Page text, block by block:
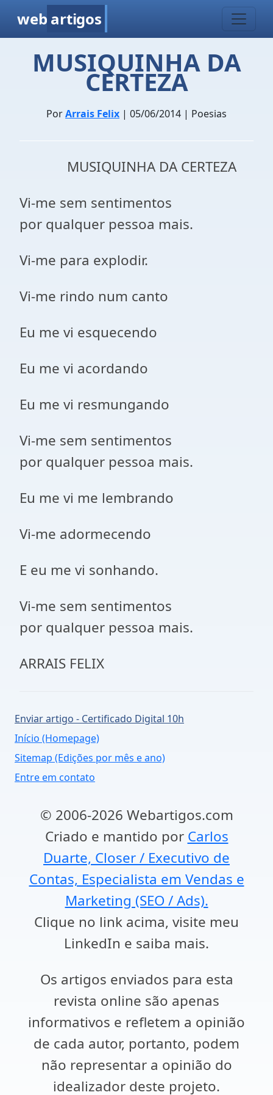
web artigos
MUSIQUINHA DA
CERTEZA
PorArrais Felix | 05/06/2014 | Poesias
MUSIQUINHA DA CERTEZA
Vi-me sem sentimentos
por qualquer pessoa mais.
Vi-me para explodir.
Vi-me rindo num canto
Eu me vi esquecendo
Eu me vi acordando
Eu me vi resmungando
Vi-me sem sentimentos
por qualquer pessoa mais.
Eu me vi me lembrando
Vi-me adormecendo
E eu me vi sonhando.
Vi-me sem sentimentos
por qualquer pessoa mais.
ARRAIS FELIX
Enviar artigo - Certificado Digital 10h
Início (Homepage)
Sitemap (Edições por mês e ano)
Entre em contato
© 2006-2026 Webartigos.com
Criado e mantido por Carlos
Duarte, Closer / Executivo de
Contas, Especialista em Vendas e
Marketing (SEO / Ads).
Clique no link acima, visite meu
LinkedIn e saiba mais.
Os artigos enviados para esta
revista online são apenas
informativos e refletem a opinião
de cada autor, portanto, podem
não representar a opinião do
idealizador deste projeto.